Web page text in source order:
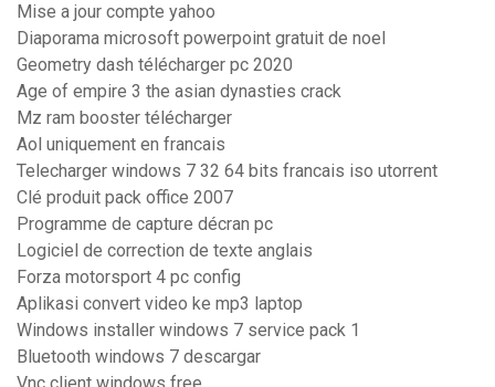
Mise a jour compte yahoo
Diaporama microsoft powerpoint gratuit de noel
Geometry dash télécharger pc 2020
Age of empire 3 the asian dynasties crack
Mz ram booster télécharger
Aol uniquement en francais
Telecharger windows 7 32 64 bits francais iso utorrent
Clé produit pack office 2007
Programme de capture décran pc
Logiciel de correction de texte anglais
Forza motorsport 4 pc config
Aplikasi convert video ke mp3 laptop
Windows installer windows 7 service pack 1
Bluetooth windows 7 descargar